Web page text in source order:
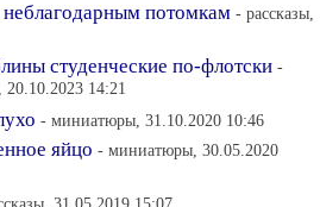
потомкам - рассказы,
студенческие по-флотски -
20.10.2023 14:21
- миниатюры, 31.10.2020 10:46
яйцо - миниатюры, 30.05.2020